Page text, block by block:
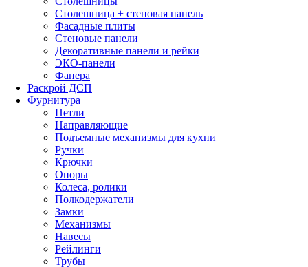
Столешница + стеновая панель
Фасадные плиты
Стеновые панели
Декоративные панели и рейки
ЭКО-панели
Фанера
Раскрой ДСП
Фурнитура
Петли
Направляющие
Подъемные механизмы для кухни
Ручки
Крючки
Опоры
Колеса, ролики
Полкодержатели
Замки
Механизмы
Навесы
Рейлинги
Трубы